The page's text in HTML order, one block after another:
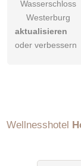
Wasserschloss
Westerburg
aktualisieren
oder verbessern
Wellnesshotel